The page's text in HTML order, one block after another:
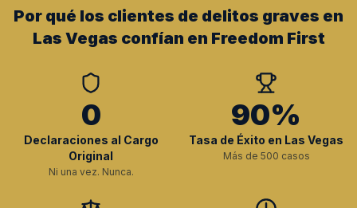
Por qué los clientes de delitos graves en
Las Vegas confían en Freedom First
0
Declaraciones al Cargo
Original
Ni una vez. Nunca.
90%
Tasa de Éxito en Las Vegas
Más de 500 casos